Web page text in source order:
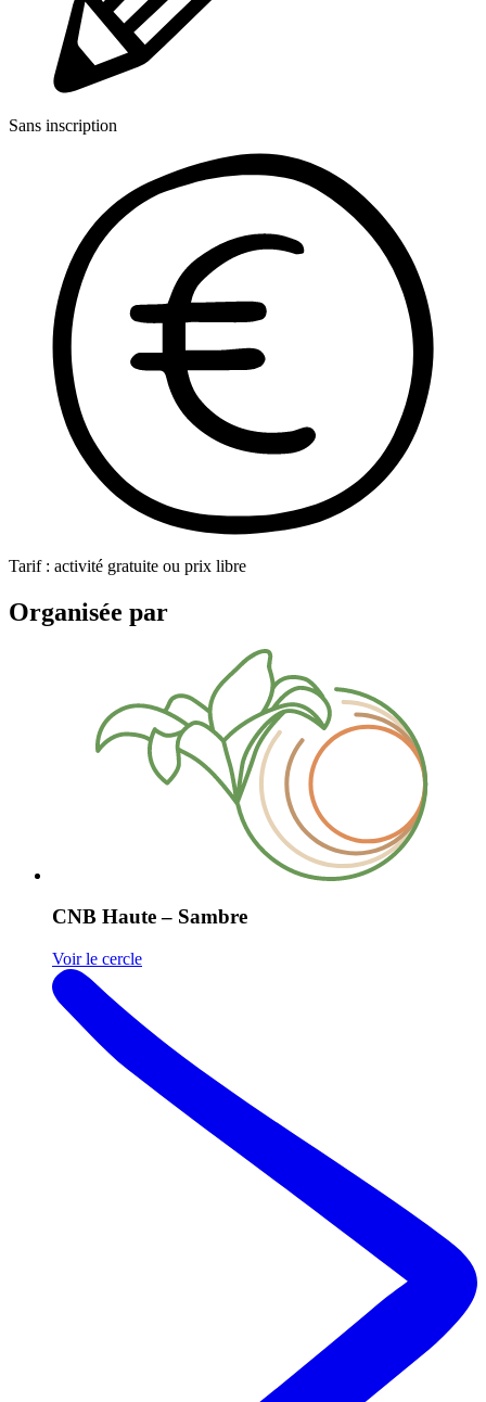
Sans inscription
Tarif : activité gratuite ou prix libre
Organisée par
CNB Haute – Sambre
Voir le cercle